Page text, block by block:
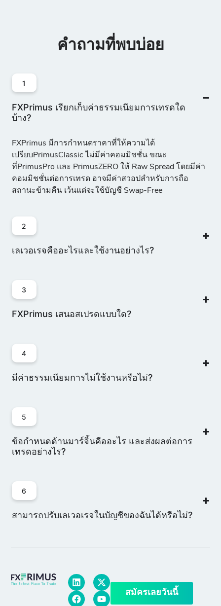
คำถามที่พบบ่อย
1
FXPrimus เรียกเก็บค่าธรรมเนียมการเทรดใด
บ้าง?
FXPrimus มีการกำหนดราคาที่ให้ความได้
เปรียบPrimusClassic ไม่มีค่าคอมมิชชั่นขณะ
ที่PrimusPro และ PrimusZERO ให้ Raw Spread โดยมีค่า
คอมมิชชั่นต่อการเทรดอาจมีค่าสวอปสำหรับการถือ
สถานะข้ามคืน เว้นแต่จะใช้บัญชี Swap-Free
2
เลเวอเรจคืออะไรและใช้งานอย่างไร?
3
FXPrimus เสนอสเปรดแบบใด?
4
มีค่าธรรมเนียมการไม่ใช้งานหรือไม่?
5
ข้อกำหนดด้านมาร์จิ้นคืออะไร และส่งผลต่อการ
เทรดอย่างไร?
6
สามารถปรับเลเวอเรจในบัญชีของฉันได้หรือไม่?
สมัครเลยวันนี้